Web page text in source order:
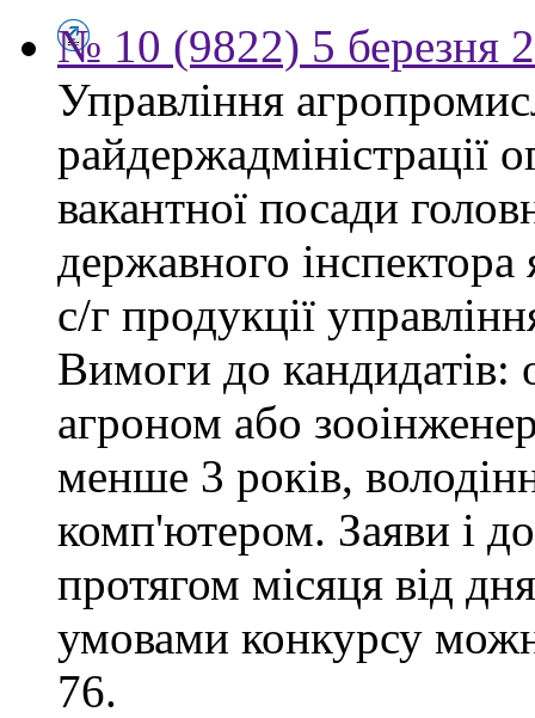
№ 10 (9822) 5 березня
Управління
райдержадміністрації
вакантної посади
державного інспектора
с/г продукції
Вимоги до кандидатів:
агроном або
менше 3 років,
комп'ютером. Заяви і
протягом місяця від
умовами конкурсу
76.